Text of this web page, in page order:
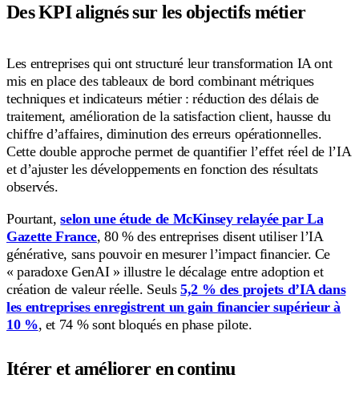
Des KPI alignés sur les objectifs métier
Les entreprises qui ont structuré leur transformation IA ont
mis en place des tableaux de bord combinant métriques
techniques et indicateurs métier : réduction des délais de
traitement, amélioration de la satisfaction client, hausse du
chiffre d’affaires, diminution des erreurs opérationnelles.
Cette double approche permet de quantifier l’effet réel de l’IA
et d’ajuster les développements en fonction des résultats
observés.
Pourtant,selon une étude de McKinsey relayée par La
Gazette France, 80 % des entreprises disent utiliser l’IA
générative, sans pouvoir en mesurer l’impact financier. Ce
« paradoxe GenAI » illustre le décalage entre adoption et
création de valeur réelle. Seuls5,2 % des projets d’IA dans
les entreprises enregistrent un gain financier supérieur à
10 %, et 74 % sont bloqués en phase pilote.
Itérer et améliorer en continu